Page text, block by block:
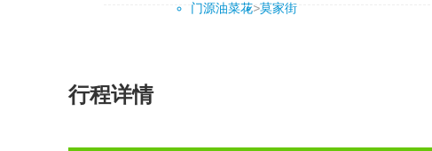
门源油菜花>莫家街
行程详情